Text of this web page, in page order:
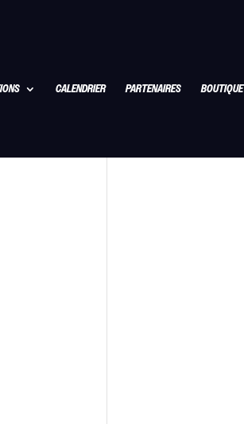
CALENDRIER PARTENAIRES BOUTIQUE